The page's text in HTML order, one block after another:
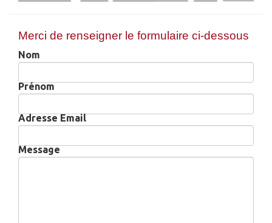
Merci de renseigner le formulaire ci-dessous
Nom
Prénom
Adresse Email
Message